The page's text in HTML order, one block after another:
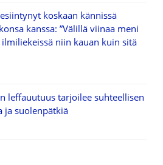
koskaan kännissä
kanssa: ”Välillä viinaa meni
niin kauan kuin sitä
leffauutuus tarjoilee suhteellisen
ja suolenpätkiä